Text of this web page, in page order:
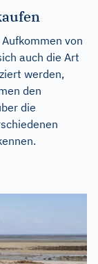
von
auch die Art
werden,
den
die